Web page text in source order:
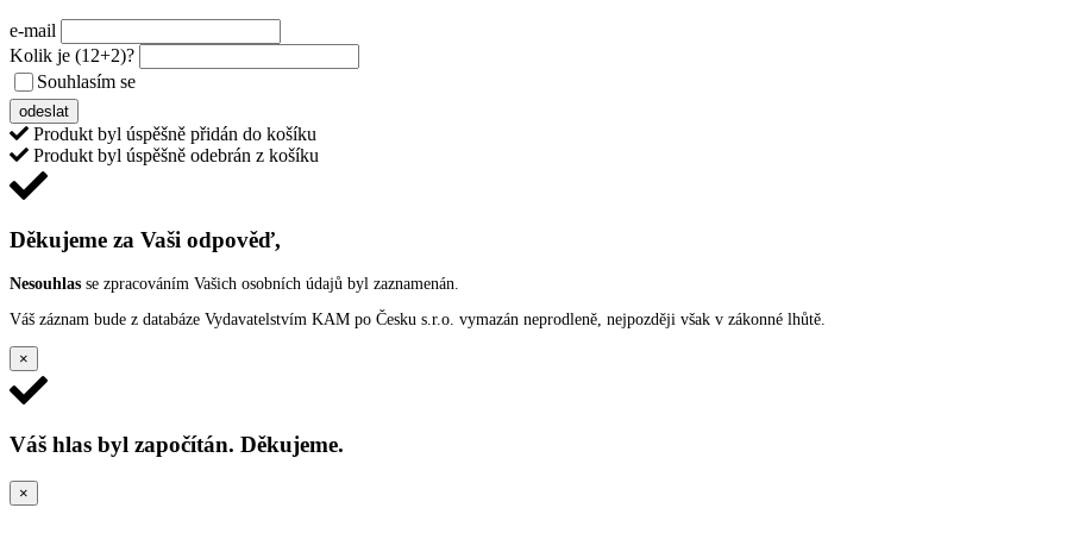
e-mail
Kolik je (12+2)?
Souhlasím se
odeslat
Produkt byl úspěšně přidán do košíku
Produkt byl úspěšně odebrán z košíku
Děkujeme za Vaši odpověď,
Nesouhlas se zpracováním Vašich osobních údajů byl zaznamenán.
Váš záznam bude z databáze Vydavatelstvím KAM po Česku s.r.o. vymazán neprodleně, nejpozději však v zákonné lhůtě.
×
Váš hlas byl započítán. Děkujeme.
×